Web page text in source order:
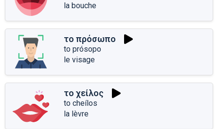
la bouche
το πρόσωπο
to prósopo
le visage
το χείλος
to cheílos
la lèvre